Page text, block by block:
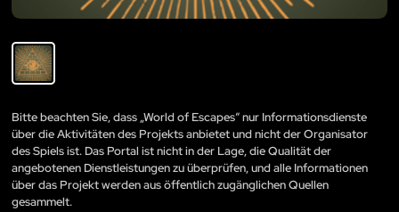
Bitte beachten Sie, dass „World of Escapes“ nur Informationsdienste
über die Aktivitäten des Projekts anbietet und nicht der Organisator
des Spiels ist. Das Portal ist nicht in der Lage, die Qualität der
angebotenen Dienstleistungen zu überprüfen, und alle Informationen
über das Projekt werden aus öffentlich zugänglichen Quellen
gesammelt.